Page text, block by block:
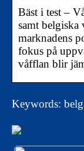
Bäst i test –
samt belgiska
marknadens
fokus på
våfflan blir
Keywords: